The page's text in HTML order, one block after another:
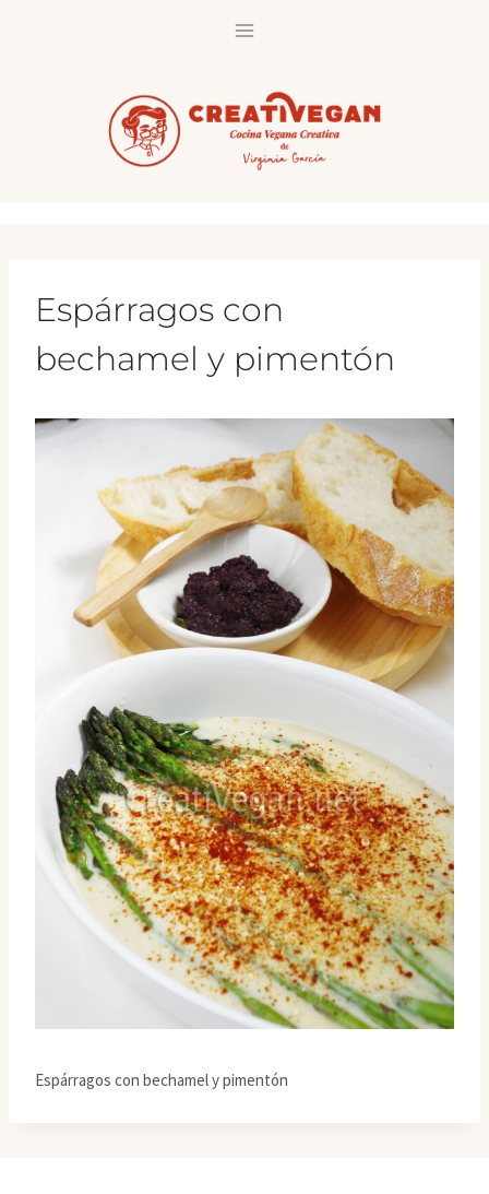
Espárragos con
bechamel y pimentón
Espárragos con bechamel y pimentón